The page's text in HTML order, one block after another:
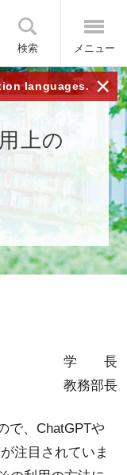
検索 メニュー
languages. ×
上の
学 長
教務部長
で、ChatGPTや
注目されていま